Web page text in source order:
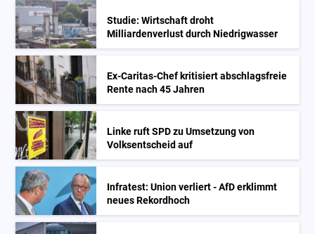
Studie: Wirtschaft droht
Milliardenverlust durch Niedrigwasser
Ex-Caritas-Chef kritisiert abschlagsfreie
Rente nach 45 Jahren
Linke ruft SPD zu Umsetzung von
Volksentscheid auf
Infratest: Union verliert - AfD erklimmt
neues Rekordhoch